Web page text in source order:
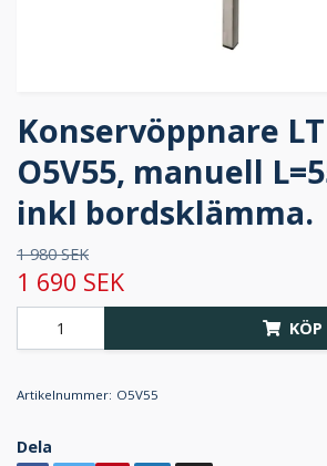
Konservöppnare
O5V55, manuell
inkl bordsklämma.
1 980 SEK
1 690 SEK
KÖP
Artikelnummer: O5V55
Dela